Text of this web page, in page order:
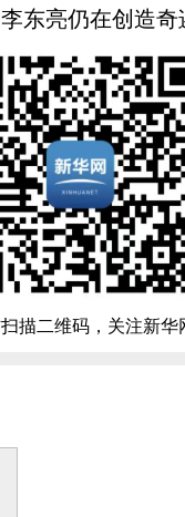
亮仍在创造奇
描二维码，关注新华